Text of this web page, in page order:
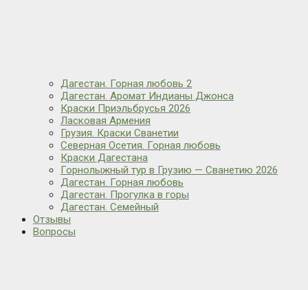
Дагестан. Горная любовь 2
Дагестан. Аромат Индианы Джонса
Краски Приэльбрусья 2026
Ласковая Армения
Грузия. Краски Сванетии
Северная Осетия. Горная любовь
Краски Дагестана
Горнолыжный тур в Грузию — Сванетию 2026
Дагестан. Горная любовь
Дагестан. Прогулка в горы
Дагестан. Семейный
Отзывы
Вопросы